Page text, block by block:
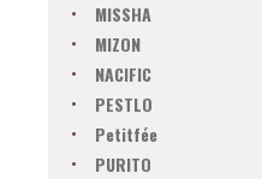
MISSHA
MIZON
NACIFIC
PESTLO
Petitfée
PURITO